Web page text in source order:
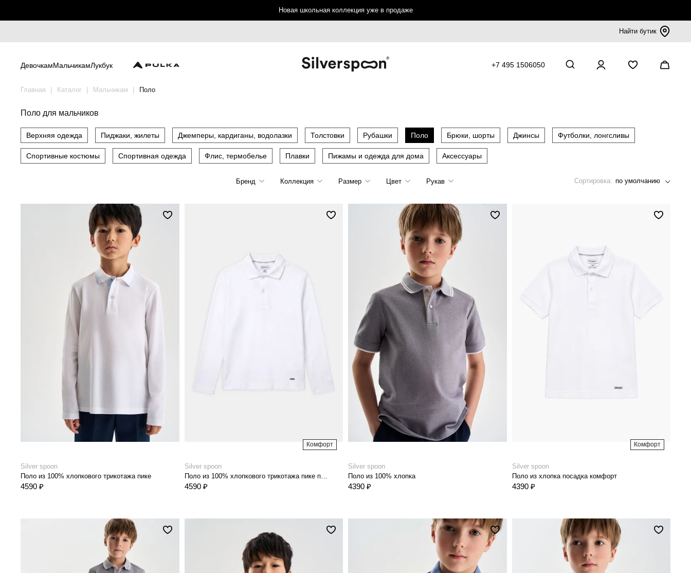
Новая школьная коллекция уже в продаже
Найти бутик
ДевочкамМальчикамЛукбук +7 495 1506050
Главная Каталог Мальчикам Поло
Поло для мальчиков
Верхняя одежда Пиджаки, жилеты Джемперы, кардиганы, водолазки Толстовки Рубашки Поло Брюки, шорты Джинсы Футболки, лонгсливы
Спортивные костюмы Спортивная одежда Флис, термобелье Плавки Пижамы и одежда для дома Аксессуары
Бренд Коллекция
Silver Spoon Life
Размер
158
164
Цвет Рукав
короткий
Сортировка: по умолчанию
Silver spoon
Поло из 100% хлопкового трикотажа пике
4590 ₽
Комфорт
Silver spoon
Поло из 100% хлопкового трикотажа пике посадка комфорт
4590 ₽
Silver spoon
Поло из 100% хлопка
4390 ₽
Комфорт
Silver spoon
Поло из хлопка посадка комфорт
4390 ₽